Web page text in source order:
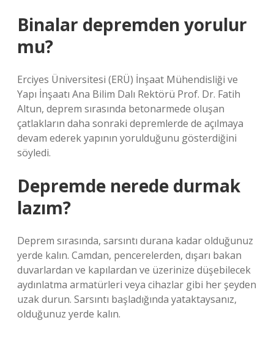
Binalar depremden yorulur
mu?
Erciyes Üniversitesi (ERÜ) İnşaat Mühendisliği ve
Yapı İnşaatı Ana Bilim Dalı Rektörü Prof. Dr. Fatih
Altun, deprem sırasında betonarmede oluşan
çatlakların daha sonraki depremlerde de açılmaya
devam ederek yapının yorulduğunu gösterdiğini
söyledi.
Depremde nerede durmak
lazım?
Deprem sırasında, sarsıntı durana kadar olduğunuz
yerde kalın. Camdan, pencerelerden, dışarı bakan
duvarlardan ve kapılardan ve üzerinize düşebilecek
aydınlatma armatürleri veya cihazlar gibi her şeyden
uzak durun. Sarsıntı başladığında yataktaysanız,
olduğunuz yerde kalın.